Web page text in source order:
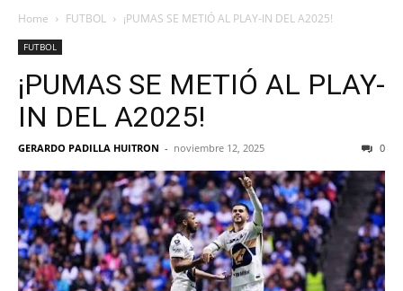
Home FUTBOL ¡PUMAS SE METIÓ AL PLAY-IN DEL A2025!
FUTBOL
¡PUMAS SE METIÓ AL PLAY-
IN DEL A2025!
GERARDO PADILLA HUITRON - noviembre 12, 2025 0